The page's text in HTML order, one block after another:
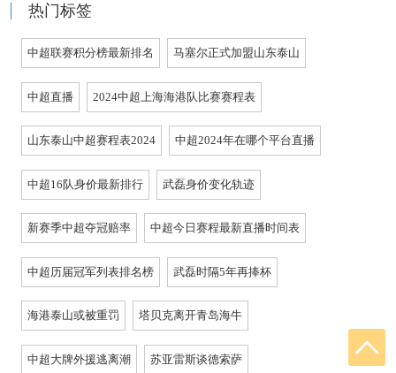
热门标签
中超联赛积分榜最新排名 马塞尔正式加盟山东泰山
中超直播 2024中超上海海港队比赛赛程表
山东泰山中超赛程表2024 中超2024年在哪个平台直播
中超16队身价最新排行 武磊身价变化轨迹
新赛季中超夺冠赔率 中超今日赛程最新直播时间表
中超历届冠军列表排名榜 武磊时隔5年再捧杯
海港泰山或被重罚 塔贝克离开青岛海牛
中超大牌外援逃离潮 苏亚雷斯谈德索萨